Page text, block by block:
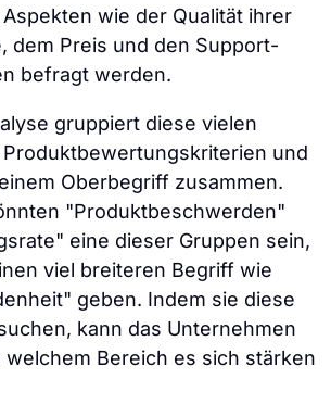
wie der Qualität ihrer
dem Preis und den Support-
befragt werden.
gruppiert diese vielen
und
Oberbegriff zusammen.
"Produktbeschwerden"
eine dieser Gruppen sein,
viel breiteren Begriff wie
geben. Indem sie diese
kann das Unternehmen
Bereich es sich stärken